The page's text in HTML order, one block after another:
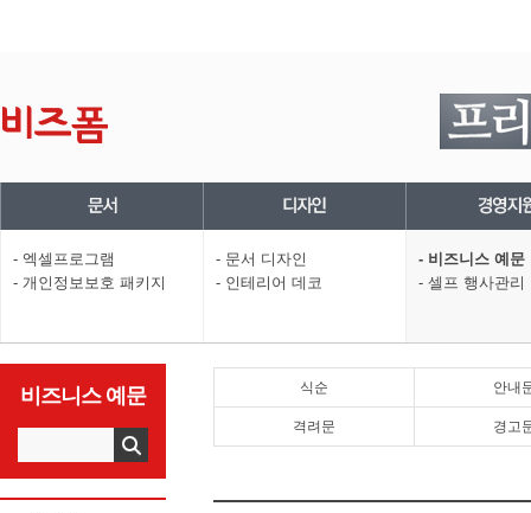
- 엑셀프로그램
- 개인정보보호 패키지
- 문서 디자인
- 인테리어 데코
- 비즈니스 예문
- 셀프 행사관리
비즈니스 예문 식순 안내
격려문 경고